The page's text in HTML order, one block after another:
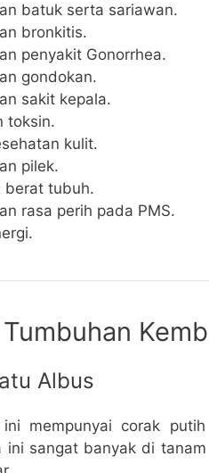
batuk serta sariawan.
bronkitis.
penyakit Gonorrhea.
gondokan.
sakit kepala.
toksin.
kulit.
pilek.
berat tubuh.
rasa perih pada PMS.
Albus
mempunyai corak
ini sangat banyak di